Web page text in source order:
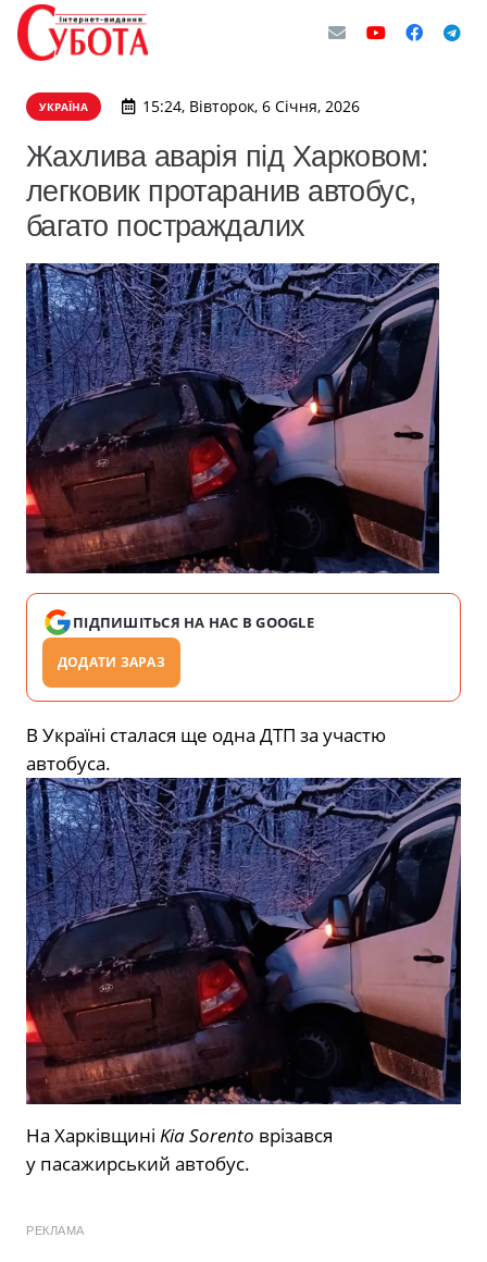
УКРАЇНА 15:24, Вівторок, 6 Січня, 2026
Жахлива аварія під Харковом:
легковик протаранив автобус,
багато постраждалих
ПІДПИШІТЬСЯ НА НАС В GOOGLE
ДОДАТИ ЗАРАЗ
В Україні сталася ще одна ДТП за участю
автобуса.
На Харківщині Kia Sorento врізався
у пасажирський автобус.
РЕКЛАМА